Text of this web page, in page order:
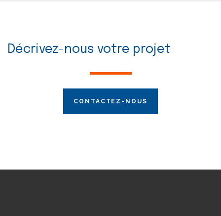
Décrivez-nous votre projet
CONTACTEZ-NOUS